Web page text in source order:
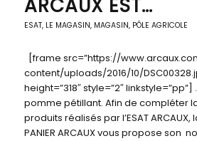
ARCAUX EST…
ESAT, LE MAGASIN, MAGASIN, PÔLE AGRICOLE
[frame src=”https://
content/uploads/2016/10/
height=”318″ style=”2″
pomme pétillant. Afin de compléter
produits réalisés par l’ESAT
PANIER ARCAUX vous propose son